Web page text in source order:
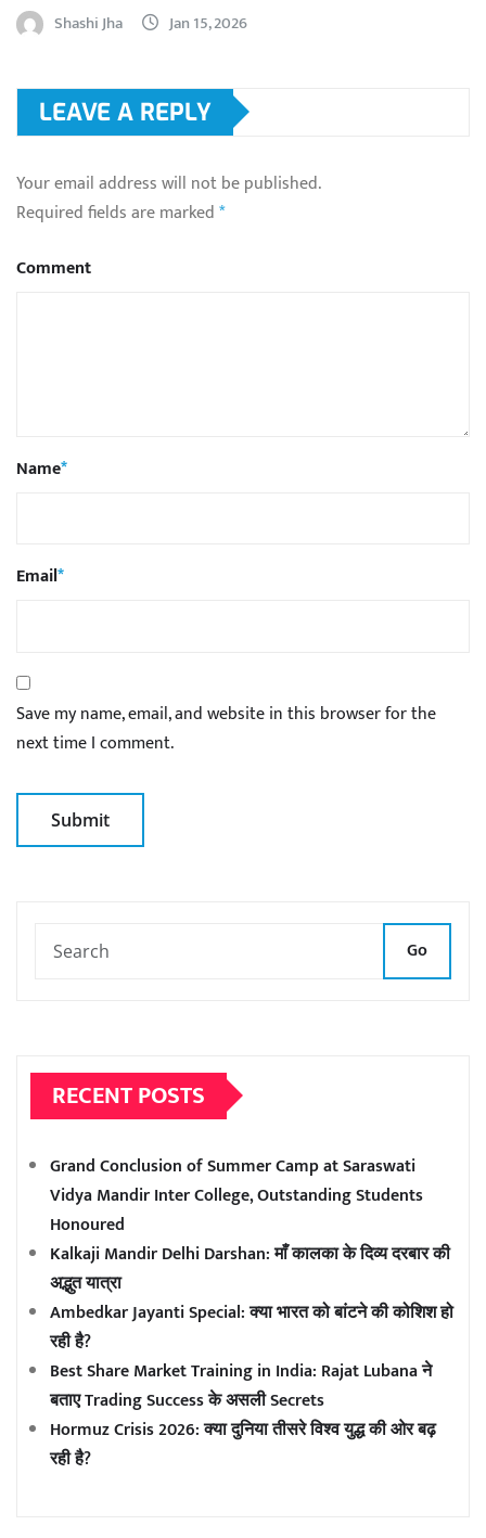
Shashi Jha Jan 15, 2026
LEAVE A REPLY
Your email address will not be published.
Required fields are marked*
Comment
Name*
Email*
Save my name, email, and website in this browser for the
next time I comment.
Go
RECENT POSTS
Grand Conclusion of Summer Camp at Saraswati
Vidya Mandir Inter College, Outstanding Students
Honoured
Kalkaji Mandir Delhi Darshan: माँ कालका के दिव्य दरबार की
अद्भुत यात्रा
Ambedkar Jayanti Special: क्या भारत को बांटने की कोशिश हो
रही है?
Best Share Market Training in India: Rajat Lubana ने
बताए Trading Success के असली Secrets
Hormuz Crisis 2026: क्या दुनिया तीसरे विश्व युद्ध की ओर बढ़
रही है?